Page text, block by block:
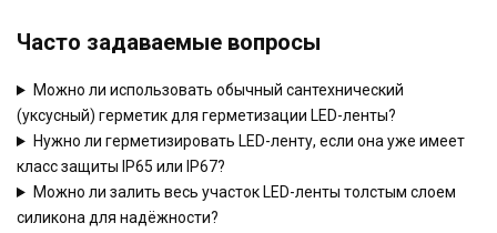
Часто задаваемые вопросы
Можно ли использовать обычный сантехнический
(уксусный) герметик для герметизации LED-ленты?
Нужно ли герметизировать LED-ленту, если она уже имеет
класс защиты IP65 или IP67?
Можно ли залить весь участок LED-ленты толстым слоем
силикона для надёжности?